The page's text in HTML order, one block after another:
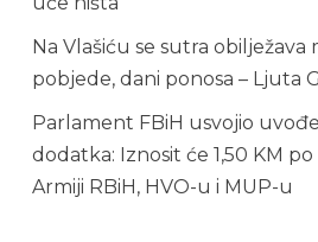
Na Vlašiću se sutra obilježava
pobjede, dani ponosa – Ljuta
Parlament FBiH usvojio
dodatka: Iznosit će 1,50 KM
Armiji RBiH, HVO-u i MUP-u